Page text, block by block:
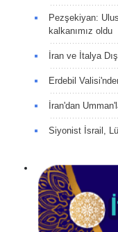
Pezşekiyan:
kalkanımız oldu
İran ve İtalya
Erdebil
İran'dan
Siyonist İsrail,